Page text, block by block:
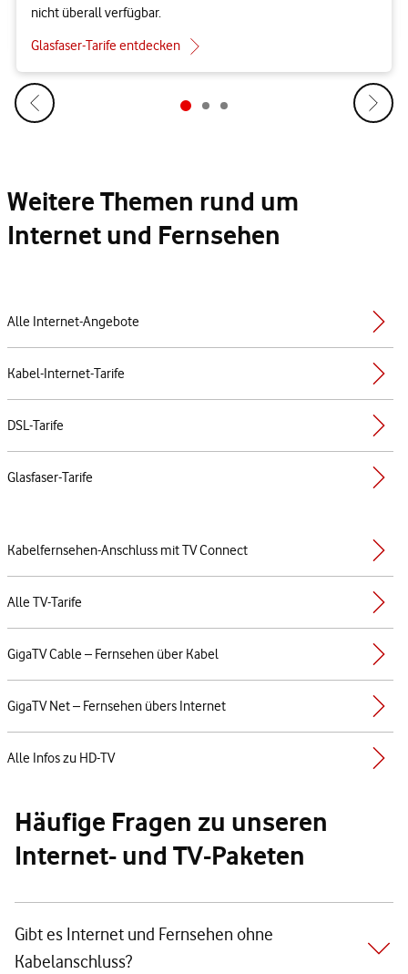
nicht überall verfügbar.
Glasfaser-Tarife entdecken
Weitere Themen rund um
Internet und Fernsehen
Alle Internet-Angebote
Kabel-Internet-Tarife
DSL-Tarife
Glasfaser-Tarife
Kabelfernsehen-Anschluss mit TV Connect
Alle TV-Tarife
GigaTV Cable – Fernsehen über Kabel
GigaTV Net – Fernsehen übers Internet
Alle Infos zu HD-TV
Häufige Fragen zu unseren
Internet- und TV-Paketen
Gibt es Internet und Fernsehen ohne
Kabelanschluss?